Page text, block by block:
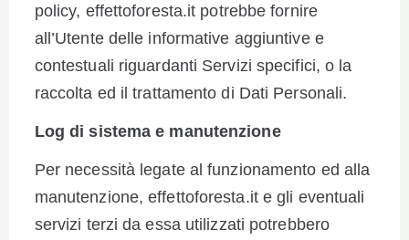
policy, effettoforesta.it potrebbe fornire
all’Utente delle informative aggiuntive e
contestuali riguardanti Servizi specifici, o la
raccolta ed il trattamento di Dati Personali.
Log di sistema e manutenzione
Per necessità legate al funzionamento ed alla
manutenzione, effettoforesta.it e gli eventuali
servizi terzi da essa utilizzati potrebbero